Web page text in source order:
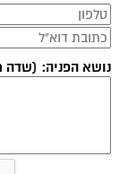
נושא הפניה: (שדה